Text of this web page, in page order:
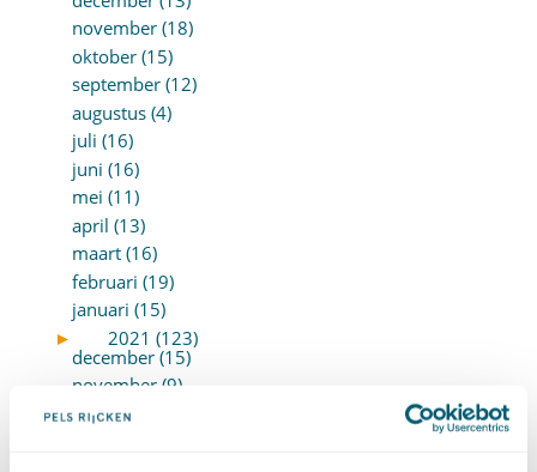
november (18)
oktober (15)
september (12)
augustus (4)
juli (16)
juni (16)
mei (11)
april (13)
maart (16)
februari (19)
januari (15)
►
2021 (123)
december (15)
november (9)
oktober (13)